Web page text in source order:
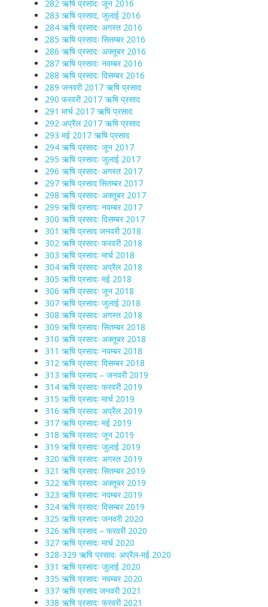
282 ऋषि प्रसादः जून 2016
283 ऋषि प्रसाद, जुलाई 2016
284 ऋषि प्रसादः अगस्त 2016
285 ऋषि प्रसादः सितम्बर 2016
286 ऋषि प्रसादः अक्तूबर 2016
287 ऋषि प्रसादः नवम्बर 2016
288 ऋषि प्रसादः दिसम्बर 2016
289 जनवरी 2017 ऋषि प्रसाद
290 फरवरी 2017 ऋषि प्रसाद
291 मार्च 2017 ऋषि प्रसाद
292 अप्रैल 2017 ऋषि प्रसाद
293 मई 2017 ऋषि प्रसाद
294 ऋषि प्रसादः जून 2017
295 ऋषि प्रसादः जुलाई 2017
296 ऋषि प्रसादः अगस्त 2017
297 ऋषि प्रसाद सितम्बर 2017
298 ऋषि प्रसादः अक्तूबर 2017
299 ऋषि प्रसादः नवम्बर 2017
300 ऋषि प्रसादः दिसम्बर 2017
301 ऋषि प्रसाद जनवरी 2018
302 ऋषि प्रसादः फरवरी 2018
303 ऋषि प्रसादः मार्च 2018
304 ऋषि प्रसादः अप्रैल 2018
305 ऋषि प्रसादः मई 2018
306 ऋषि प्रसादः जून 2018
307 ऋषि प्रसादः जुलाई 2018
308 ऋषि प्रसादः अगस्त 2018
309 ऋषि प्रसादः सितम्बर 2018
310 ऋषि प्रसादः अक्तूबर 2018
311 ऋषि प्रसादः नवम्बर 2018
312 ऋषि प्रसादः दिसम्बर 2018
313 ऋषि प्रसाद – जनवरी 2019
314 ऋषि प्रसादः फरवरी 2019
315 ऋषि प्रसादः मार्च 2019
316 ऋषि प्रसादः अप्रैल 2019
317 ऋषि प्रसादः मई 2019
318 ऋषि प्रसादः जून 2019
319 ऋषि प्रसादः जुलाई 2019
320 ऋषि प्रसादः अगस्त 2019
321 ऋषि प्रसादः सितम्बर 2019
322 ऋषि प्रसादः अक्तूबर 2019
323 ऋषि प्रसादः नवम्बर 2019
324 ऋषि प्रसादः दिसम्बर 2019
325 ऋषि प्रसादः जनवरी 2020
326 ऋषि प्रसाद – फरवरी 2020
327 ऋषि प्रसादः मार्च 2020
328-329 ऋषि प्रसादः अप्रैल-मई 2020
331 ऋषि प्रसादः जुलाई 2020
335 ऋषि प्रसादः नवम्बर 2020
337 ऋषि प्रसाद जनवरी 2021
338 ऋषि प्रसादः फरवरी 2021